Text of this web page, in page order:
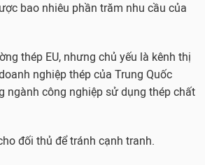
bao nhiêu phần trăm nhu cầu của
thép EU, nhưng chủ yếu là kênh thị
nghiệp thép của Trung Quốc
ngành công nghiệp sử dụng thép chất
đối thủ để tránh cạnh tranh.